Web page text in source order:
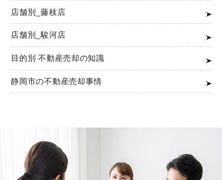
店舗別_藤枝店
店舗別_駿河店
目的別 不動産売却の知識
静岡市の不動産売却事情